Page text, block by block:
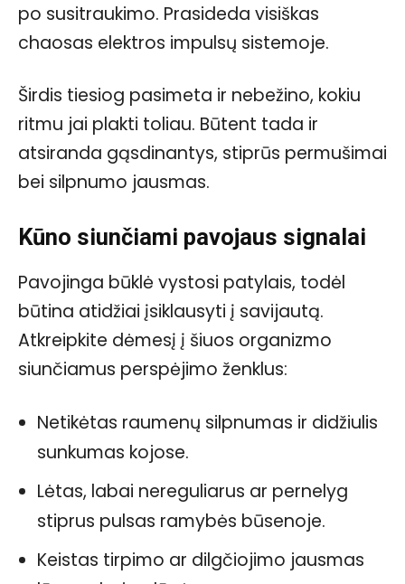
po susitraukimo. Prasideda visiškas
chaosas elektros impulsų sistemoje.
Širdis tiesiog pasimeta ir nebežino, kokiu
ritmu jai plakti toliau. Būtent tada ir
atsiranda gąsdinantys, stiprūs permušimai
bei silpnumo jausmas.
Kūno siunčiami pavojaus signalai
Pavojinga būklė vystosi patylais, todėl
būtina atidžiai įsiklausyti į savijautą.
Atkreipkite dėmesį į šiuos organizmo
siunčiamus perspėjimo ženklus:
Netikėtas raumenų silpnumas ir didžiulis
sunkumas kojose.
Lėtas, labai nereguliarus ar pernelyg
stiprus pulsas ramybės būsenoje.
Keistas tirpimo ar dilgčiojimo jausmas